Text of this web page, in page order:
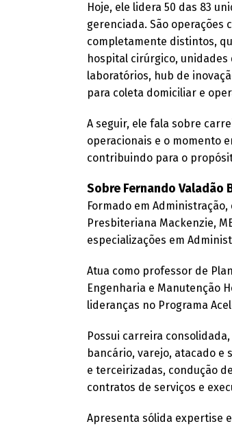
Hoje, ele lidera 50 das 83
gerenciada. São
completamente distintos,
hospital cirúrgico,
laboratórios, hub de
para coleta domiciliar e
A seguir, ele fala sobre
operacionais e o momento
contribuindo para o
Sobre Fernando Valadão
Formado em
Presbiteriana Mackenzie,
especializações em
Atua como professor de
Engenharia e Manutenção
lideranças no Programa
Possui carreira
bancário, varejo, atacado e
e terceirizadas, condução
contratos de serviços e
Apresenta sólida expertise